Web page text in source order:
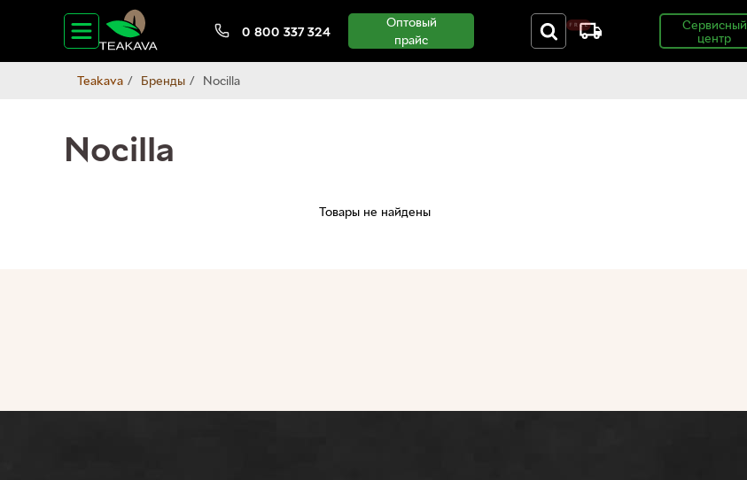
0 800 337 324
Оптовый
прайс
Сервисный
центр
Teakava Бренды Nocilla
Nocilla
Товары не найдены